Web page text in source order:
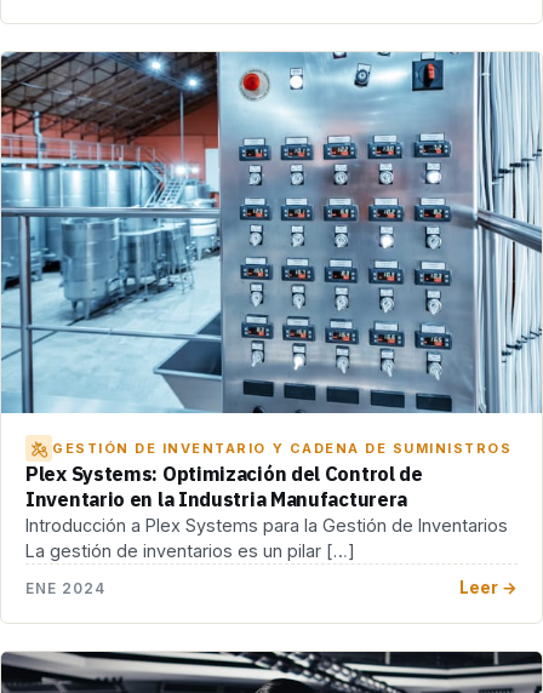
GESTIÓN DE INVENTARIO Y CADENA DE SUMINISTROS
Plex Systems: Optimización del Control de
Inventario en la Industria Manufacturera
Introducción a Plex Systems para la Gestión de Inventarios
La gestión de inventarios es un pilar […]
ENE 2024 Leer →